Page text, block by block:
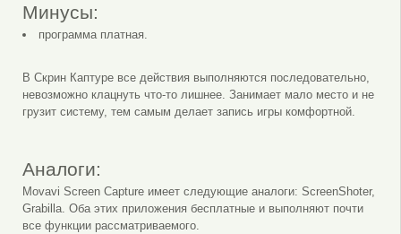
Минусы:
программа платная.
В Скрин Каптуре все действия выполняются последовательно,
невозможно клацнуть что-то лишнее. Занимает мало место и не
грузит систему, тем самым делает запись игры комфортной.
Аналоги:
Movavi Screen Capture имеет следующие аналоги: ScreenShoter,
Grabilla. Оба этих приложения бесплатные и выполняют почти
все функции рассматриваемого.